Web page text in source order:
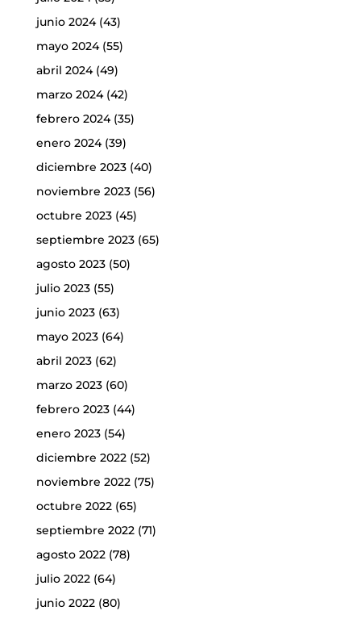
junio 2024(43)
mayo 2024(55)
abril 2024(49)
marzo 2024(42)
febrero 2024(35)
enero 2024(39)
diciembre 2023(40)
noviembre 2023(56)
octubre 2023(45)
septiembre 2023(65)
agosto 2023(50)
julio 2023(55)
junio 2023(63)
mayo 2023(64)
abril 2023(62)
marzo 2023(60)
febrero 2023(44)
enero 2023(54)
diciembre 2022(52)
noviembre 2022(75)
octubre 2022(65)
septiembre 2022(71)
agosto 2022(78)
julio 2022(64)
junio 2022(80)